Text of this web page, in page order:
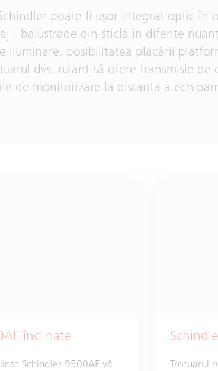
poate fi uşor integrat optic în
- balustrade din sticlă în diferite
iluminare, posibilitatea placării
dvs. rulant să ofere transmisie de
de monitorizare la distanţă a
înclinate
Schindler 9500AE vă
Trotuarul